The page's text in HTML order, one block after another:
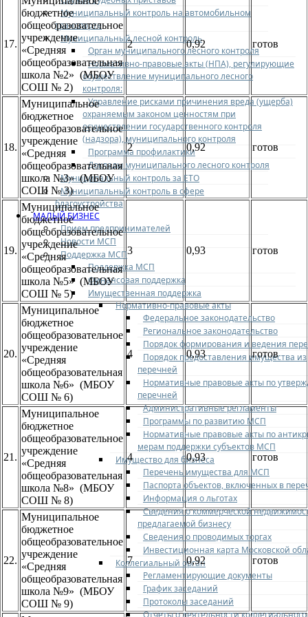
Муниципальный контроль на автомобильном
транспорте
Муниципальный лесной контроль
Орган муниципального лесного контроля
Нормативно-правовые акты (НПА), регулирующие
осуществление муниципального лесного
контроля:
Управление рисками причинения вреда (ущерба)
охраняемым законом ценностям при
осуществлении государственного контроля
(надзора), муниципального контроля
Программа профилактики
Доклады муниципального лесного контроля
Муниципальный контроль за ЕТО
Муниципальный контроль в сфере
благоустройства
МАЛЫЙ БИЗНЕС
Прием предпринимателей
Новости МСП
Поддержка МСП
Поддержка МСП
Финансовая поддержка
Имущественная поддержка
Нормативно-правовые акты
Федеральное законодательство
Региональное законодательство
Порядок формирования и ведения
Порядок предоставления имущества из
перечней
Нормативные правовые акты по
перечней
Административные регламенты
Программы по развитию МСП
Нормативные правовые акты по
мерам поддержки субъектов МСП
Имущество для бизнеса
Перечень имущества для МСП
Паспорта объектов, включенных в
Информация о льготах
Сведения о коммерческой
предлагаемой бизнесу
Сведения о проводимых торгах
Инвестиционная карта Московской
Коллегиальный орган
Регламентирующие документы
График заседаний
Протоколы заседаний
Отчеты о деятельности
17.
бюджетное
общеобразовательное
учреждение
«Средняя
общеобразовательная
школа №2» (МБОУ
СОШ № 2)
2 0,92 готов
18.
Муниципальное
бюджетное
общеобразовательное
учреждение
«Средняя
общеобразовательная
школа №3» (МБОУ
СОШ № 3)
2 0,92 готов
19.
Муниципальное
бюджетное
общеобразовательное
учреждение
«Средняя
общеобразовательная
школа №5» (МБОУ
СОШ № 5)
3 0,93 готов
20.
Муниципальное
бюджетное
общеобразовательное
учреждение
«Средняя
общеобразовательная
школа №6» (МБОУ
СОШ № 6)
4 0,93 готов
21.
Муниципальное
бюджетное
общеобразовательное
учреждение
«Средняя
общеобразовательная
школа №8» (МБОУ
СОШ № 8)
4 0,93 готов
22.
Муниципальное
бюджетное
общеобразовательное
учреждение
«Средняя
общеобразовательная
школа №9» (МБОУ
СОШ № 9)
7 0,92 готов